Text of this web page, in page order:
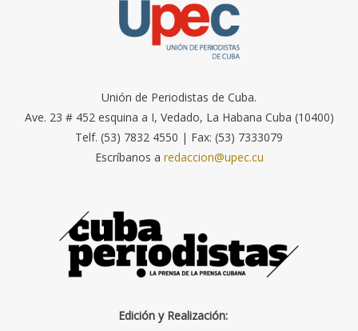
Unión de Periodistas de Cuba.
Ave. 23 # 452 esquina a I, Vedado, La Habana Cuba (10400)
Telf. (53) 7832 4550 | Fax: (53) 7333079
Escríbanos a redaccion@upec.cu
Edición y Realización: